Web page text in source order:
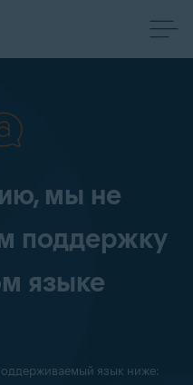
мы не
поддержку
языке
язык ниже: